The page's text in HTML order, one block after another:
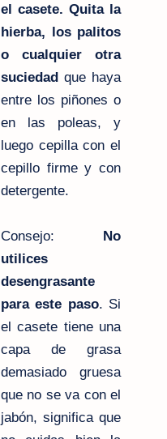
el casete. Quita la
hierba, los palitos
o cualquier otra
suciedad que haya
entre los piñones o
en las poleas, y
luego cepilla con el
cepillo firme y con
detergente.
Consejo: No
utilices
desengrasante
para este paso. Si
el casete tiene una
capa de grasa
demasiado gruesa
que no se va con el
jabón, significa que